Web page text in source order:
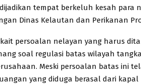
tempat berkeluh kesah para
Dinas Kelautan dan Perikanan
persoalan nelayan yang harus
soal regulasi batas wilayah
Meski persoalan batas ini
yang diduga berasal dari kapal